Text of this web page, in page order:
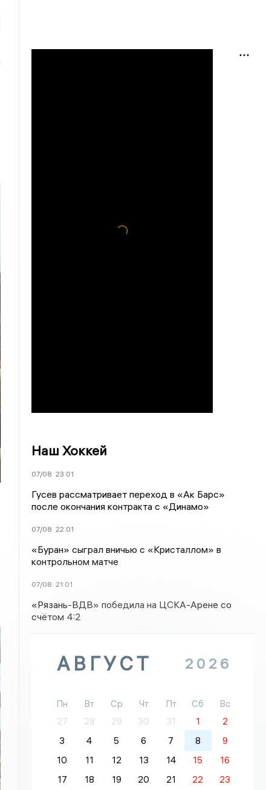
Наш Хоккей
07/08 23:01
Гусев рассматривает переход в «Ак Барс»
после окончания контракта с «Динамо»
07/08 22:01
«Буран» сыграл вничью с «Кристаллом» в
контрольном матче
07/08 21:01
«Рязань-ВДВ» победила на ЦСКА-Арене со
счётом 4:2
АВГУСТ 2026
Пн Вт Ср Чт Пт Сб
Вс
27
28 29 30 31 1
2
3
4 5 6 7 8
9
10
11 12 13 14 15
16
17
18 19 20 21 22
23